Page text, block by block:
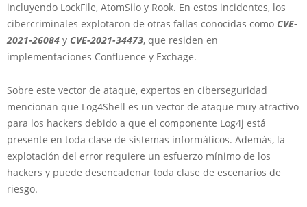
incluyendo LockFile, AtomSilo y Rook. En estos incidentes, los
cibercriminales explotaron de otras fallas conocidas como CVE-
2021-26084 y CVE-2021-34473, que residen en
implementaciones Confluence y Exchage.
Sobre este vector de ataque, expertos en ciberseguridad
mencionan que Log4Shell es un vector de ataque muy atractivo
para los hackers debido a que el componente Log4j está
presente en toda clase de sistemas informáticos. Además, la
explotación del error requiere un esfuerzo mínimo de los
hackers y puede desencadenar toda clase de escenarios de
riesgo.